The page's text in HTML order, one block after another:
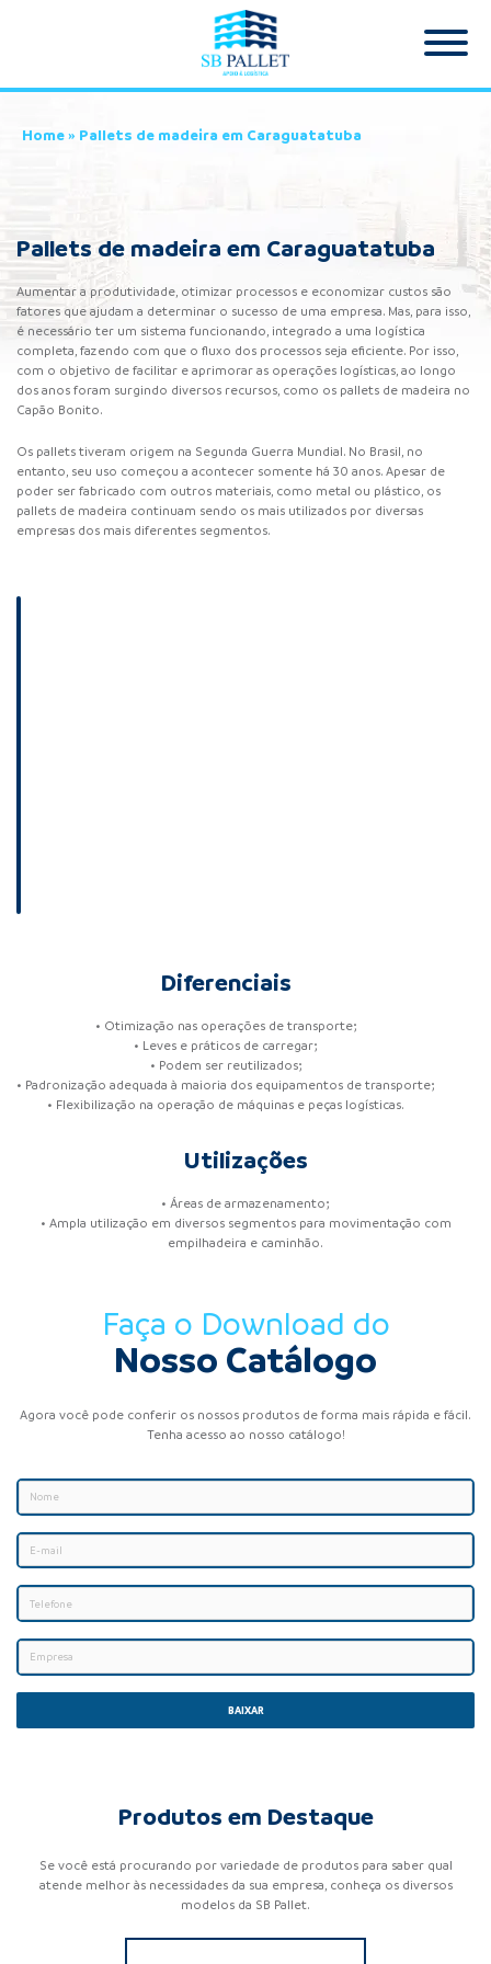
Home» Pallets de madeira em Caraguatatuba
Pallets de madeira em Caraguatatuba
Aumentar a produtividade, otimizar processos e economizar custos são
fatores que ajudam a determinar o sucesso de uma empresa. Mas, para isso,
é necessário ter um sistema funcionando, integrado a uma logística
completa, fazendo com que o fluxo dos processos seja eficiente. Por isso,
com o objetivo de facilitar e aprimorar as operações logísticas, ao longo
dos anos foram surgindo diversos recursos, como os pallets de madeira no
Capão Bonito.
Os pallets tiveram origem na Segunda Guerra Mundial. No Brasil, no
entanto, seu uso começou a acontecer somente há 30 anos. Apesar de
poder ser fabricado com outros materiais, como metal ou plástico, os
pallets de madeira continuam sendo os mais utilizados por diversas
empresas dos mais diferentes segmentos.
Diferenciais
• Otimização nas operações de transporte;
• Leves e práticos de carregar;
• Podem ser reutilizados;
• Padronização adequada à maioria dos equipamentos de transporte;
• Flexibilização na operação de máquinas e peças logísticas.
Utilizações
• Áreas de armazenamento;
• Ampla utilização em diversos segmentos para movimentação com
empilhadeira e caminhão.
Faça o Download do
Nosso Catálogo
Agora você pode conferir os nossos produtos de forma mais rápida e fácil.
Tenha acesso ao nosso catálogo!
BAIXAR
Produtos em Destaque
Se você está procurando por variedade de produtos para saber qual
atende melhor às necessidades da sua empresa, conheça os diversos
modelos da SB Pallet.